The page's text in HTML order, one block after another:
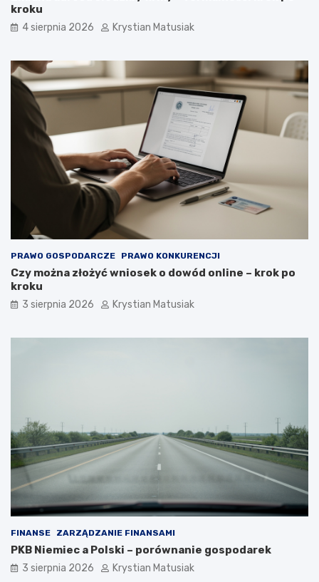
kroku
4 sierpnia 2026 Krystian Matusiak
PRAWO GOSPODARCZE PRAWO KONKURENCJI
Czy można złożyć wniosek o dowód online – krok po
kroku
3 sierpnia 2026 Krystian Matusiak
FINANSE ZARZĄDZANIE FINANSAMI
PKB Niemiec a Polski – porównanie gospodarek
3 sierpnia 2026 Krystian Matusiak